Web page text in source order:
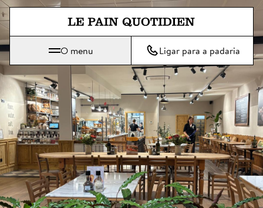
Saltar diretamente para o
Le Pain Quotidien significa O Pão Diário
O menu Ligar para a padaria